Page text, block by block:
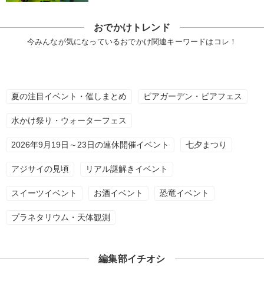
おでかけトレンド
今みんなが気になっているおでかけ関連キーワードはコレ！
夏の注目イベント・催しまとめ ビアガーデン・ビアフェス
水かけ祭り・ウォーターフェス
2026年9月19日～23日の連休開催イベント 七夕まつり
アジサイの見頃 リアル謎解きイベント
スイーツイベント お酒イベント 恐竜イベント
プラネタリウム・天体観測
編集部イチオシ